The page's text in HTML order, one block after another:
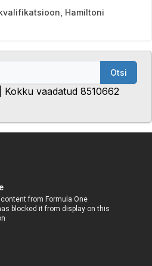
Hamiltoni
Otsi
vaadatud 8510662